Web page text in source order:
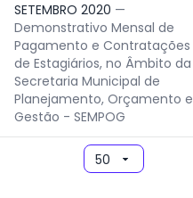
SETEMBRO 2020 —
Demonstrativo Mensal de
Pagamento e Contratações
de Estagiários, no Âmbito da
Secretaria Municipal de
Planejamento, Orçamento e
Gestão - SEMPOG